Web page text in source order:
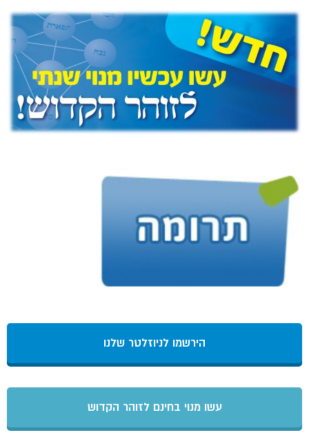
הירשמו לניוזלטר שלנו
עשו מנוי בחינם לזוהר הקדוש